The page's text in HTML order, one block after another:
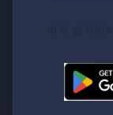
아직 설치